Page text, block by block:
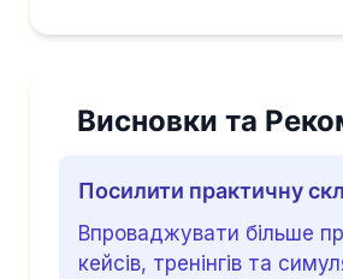
Висновки та
Посилити практичну
Впроваджувати більше
кейсів, тренінгів та